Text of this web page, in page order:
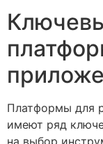
Платформы для
имеют ряд